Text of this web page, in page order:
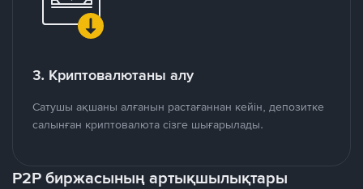
3. Криптовалютаны алу
Сатушы ақшаны алғанын растағаннан кейін, депозитке
салынған криптовалюта сізге шығарылады.
P2P биржасының артықшылықтары